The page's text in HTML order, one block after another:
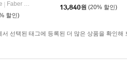
Faber & Faber
할인)
13,840원 (20% 할인)
서 선택된 태그에 등록된 더 많은 상품을 확인해